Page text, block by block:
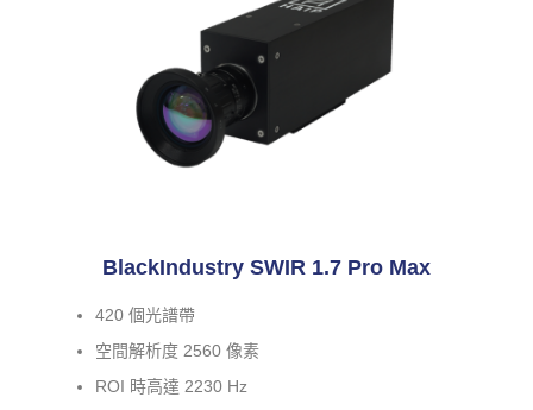
BlackIndustry SWIR 1.7 Pro Max
420 個光譜帶
空間解析度 2560 像素
ROI 時高達 2230 Hz